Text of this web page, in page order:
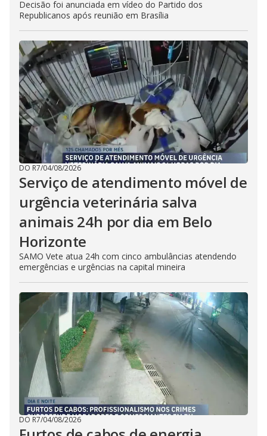
Decisão foi anunciada em vídeo do Partido dos
Republicanos após reunião em Brasília
DO R7/04/08/2026
Serviço de atendimento móvel de
urgência veterinária salva
animais 24h por dia em Belo
Horizonte
SAMO Vete atua 24h com cinco ambulâncias atendendo
emergências e urgências na capital mineira
DO R7/04/08/2026